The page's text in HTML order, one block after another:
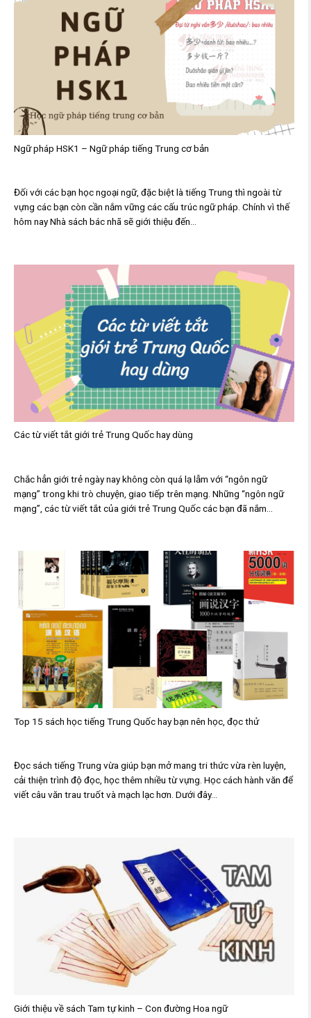
Ngữ pháp HSK1 – Ngữ pháp tiếng Trung cơ bản
Đối với các bạn học ngoại ngữ, đặc biệt là tiếng Trung thì ngoài từ
vựng các bạn còn cần nắm vững các cấu trúc ngữ pháp. Chính vì thế
hôm nay Nhà sách bác nhã sẽ giới thiệu đến...
Các từ viết tắt giới trẻ Trung Quốc hay dùng
Chắc hẳn giới trẻ ngày nay không còn quá lạ lẫm với “ngôn ngữ
mạng” trong khi trò chuyện, giao tiếp trên mạng. Những “ngôn ngữ
mạng”, các từ viết tắt của giới trẻ Trung Quốc các bạn đã nắm...
Top 15 sách học tiếng Trung Quốc hay bạn nên học, đọc thử
Đọc sách tiếng Trung vừa giúp bạn mở mang tri thức vừa rèn luyện,
cải thiện trình độ đọc, học thêm nhiều từ vựng. Học cách hành văn để
viết câu văn trau truốt và mạch lạc hơn. Dưới đây...
Giới thiệu về sách Tam tự kinh – Con đường Hoa ngữ